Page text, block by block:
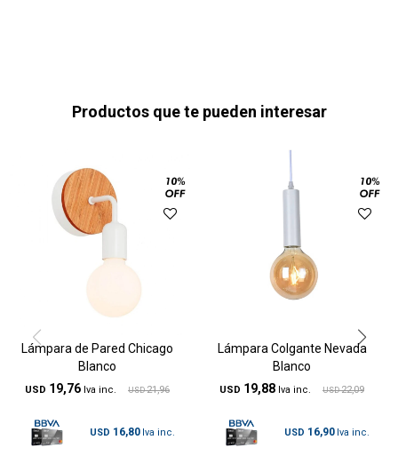
Productos que te pueden interesar
Lámpara de Pared Chicago
Blanco
USD 19,76 USD 21,96
USD 16,80
Lámpara Colgante Nevada
Blanco
USD 19,88 USD 22,09
USD 16,90